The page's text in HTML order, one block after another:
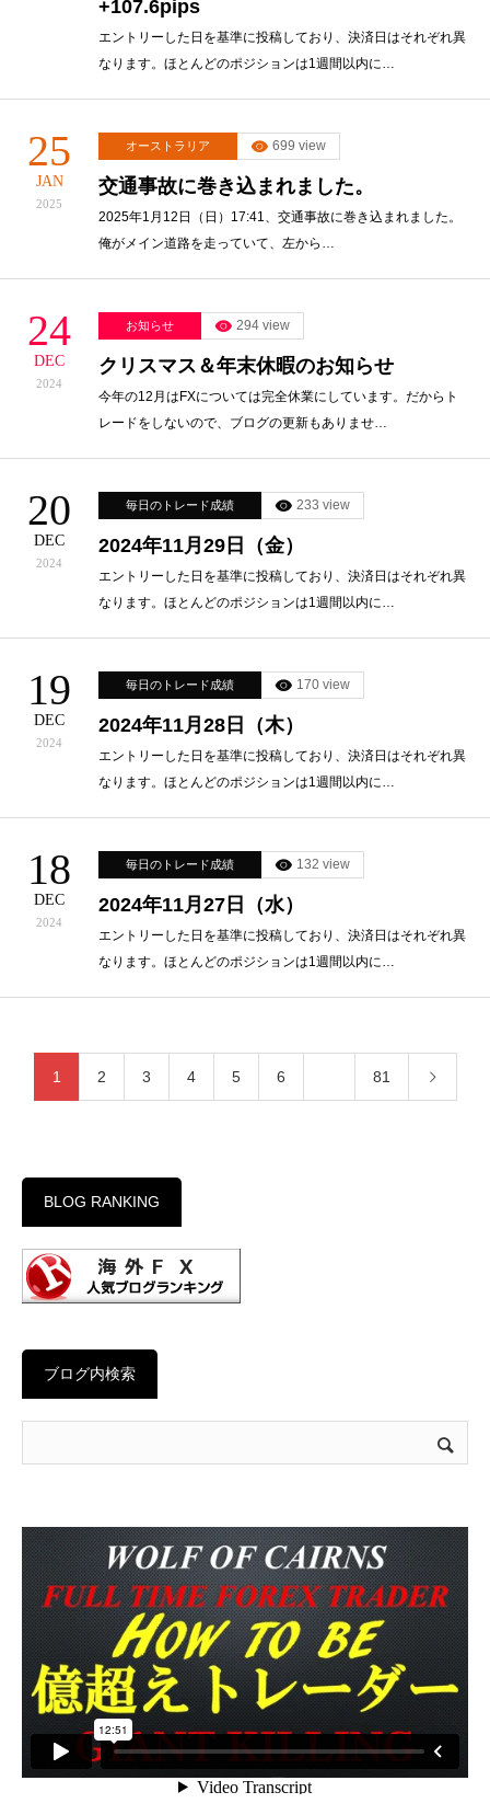
+107.6pips
エントリーした日を基準に投稿しており、決済日はそれぞれ異
なります。ほとんどのポジションは1週間以内に…
25
JAN
2025
オーストラリア 699 view
交通事故に巻き込まれました。
2025年1月12日（日）17:41、交通事故に巻き込まれました。
俺がメイン道路を走っていて、左から…
24
DEC
2024
お知らせ 294 view
クリスマス＆年末休暇のお知らせ
今年の12月はFXについては完全休業にしています。だからト
レードをしないので、ブログの更新もありませ…
20
DEC
2024
毎日のトレード成績 233 view
2024年11月29日（金）
エントリーした日を基準に投稿しており、決済日はそれぞれ異
なります。ほとんどのポジションは1週間以内に…
19
DEC
2024
毎日のトレード成績 170 view
2024年11月28日（木）
エントリーした日を基準に投稿しており、決済日はそれぞれ異
なります。ほとんどのポジションは1週間以内に…
18
DEC
2024
毎日のトレード成績 132 view
2024年11月27日（水）
エントリーした日を基準に投稿しており、決済日はそれぞれ異
なります。ほとんどのポジションは1週間以内に…
1 2 3 4 5 6 81
BLOG RANKING
ブログ内検索